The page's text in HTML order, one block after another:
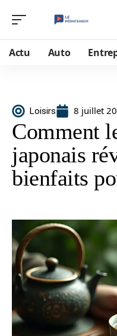
Actu Auto
Loisirs 8 juillet
Comment
japonais
bienfaits